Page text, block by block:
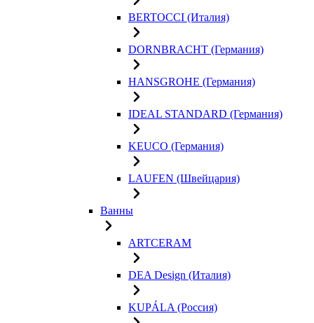
BERTOCCI (Италия)
DORNBRACHT (Германия)
HANSGROHE (Германия)
IDEAL STANDARD (Германия)
KEUCO (Германия)
LAUFEN (Швейцария)
Ванны
ARTCERAM
DEA Design (Италия)
KUPÁLA (Россия)